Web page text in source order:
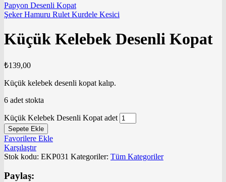
Papyon Desenli Kopat
Şeker Hamuru Rulet Kurdele Kesici
Küçük Kelebek Desenli Kopat
₺139,00
Küçük kelebek desenli kopat kalıp.
6 adet stokta
Küçük Kelebek Desenli Kopat adet
Sepete Ekle
Favorilere Ekle
Karşılaştır
Stok kodu: EKP031 Kategoriler: Tüm Kategoriler
Paylaş: